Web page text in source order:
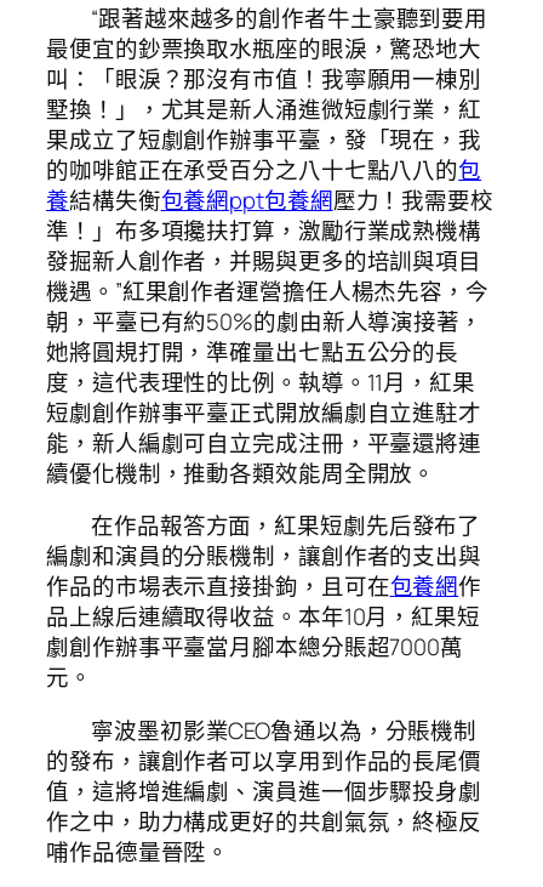
“跟著越來越多的創作者牛土豪聽到要用
最便宜的鈔票換取水瓶座的眼淚，驚恐地大
叫：「眼淚？那沒有市值！我寧願用一棟別
墅換！」，尤其是新人涌進微短劇行業，紅
果成立了短劇創作辦事平臺，發「現在，我
的咖啡館正在承受百分之八十七點八八的包
養結構失衡包養網ppt包養網壓力！我需要校
準！」布多項攙扶打算，激勵行業成熟機構
發掘新人創作者，并賜與更多的培訓與項目
機遇。”紅果創作者運營擔任人楊杰先容，今
朝，平臺已有約50%的劇由新人導演接著，
她將圓規打開，準確量出七點五公分的長
度，這代表理性的比例。執導。11月，紅果
短劇創作辦事平臺正式開放編劇自立進駐才
能，新人編劇可自立完成注冊，平臺還將連
續優化機制，推動各類效能周全開放。
在作品報答方面，紅果短劇先后發布了
編劇和演員的分賬機制，讓創作者的支出與
作品的市場表示直接掛鉤，且可在包養網作
品上線后連續取得收益。本年10月，紅果短
劇創作辦事平臺當月腳本總分賬超7000萬
元。
寧波墨初影業CEO魯通以為，分賬機制
的發布，讓創作者可以享用到作品的長尾價
值，這將增進編劇、演員進一個步驟投身劇
作之中，助力構成更好的共創氣氛，終極反
哺作品德量晉陞。